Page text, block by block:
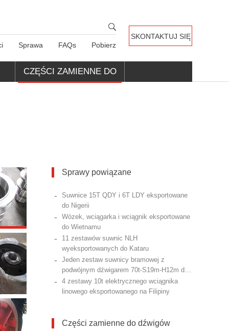
SKONTAKTUJ SIĘ
Sprawa FAQs Pobierz
CZĘŚCI ZAMIENNE DO
Sprawy powiązane
-
Suwnice 15T QDY i 6T LDY eksportowane
do Nigerii
- Wózek, wciągarka i wciągnik eksportowane
do Wietnamu
-
11 zestawów suwnic NLH
wyeksportowanych do Kataru
- Jeden zestaw suwnicy bramowej z
podwójnym dźwigarem 70t-S19m-H12m do
Kataru
- 4 zestawy 10t elektrycznego wciągnika
linowego eksportowanego na Filipiny
Części zamienne do dźwigów